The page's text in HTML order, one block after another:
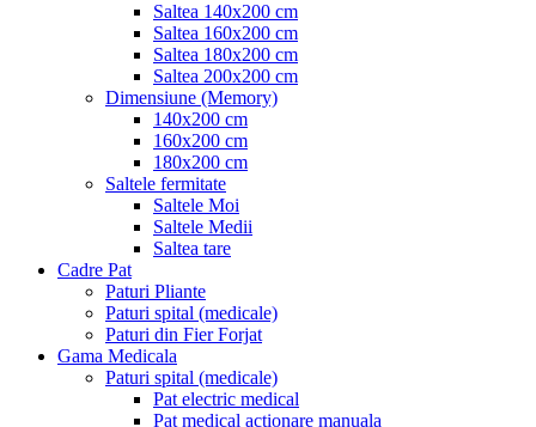
Saltea 140x200 cm
Saltea 160x200 cm
Saltea 180x200 cm
Saltea 200x200 cm
Dimensiune (Memory)
140x200 cm
160x200 cm
180x200 cm
Saltele fermitate
Saltele Moi
Saltele Medii
Saltea tare
Cadre Pat
Paturi Pliante
Paturi spital (medicale)
Paturi din Fier Forjat
Gama Medicala
Paturi spital (medicale)
Pat electric medical
Pat medical actionare manuala